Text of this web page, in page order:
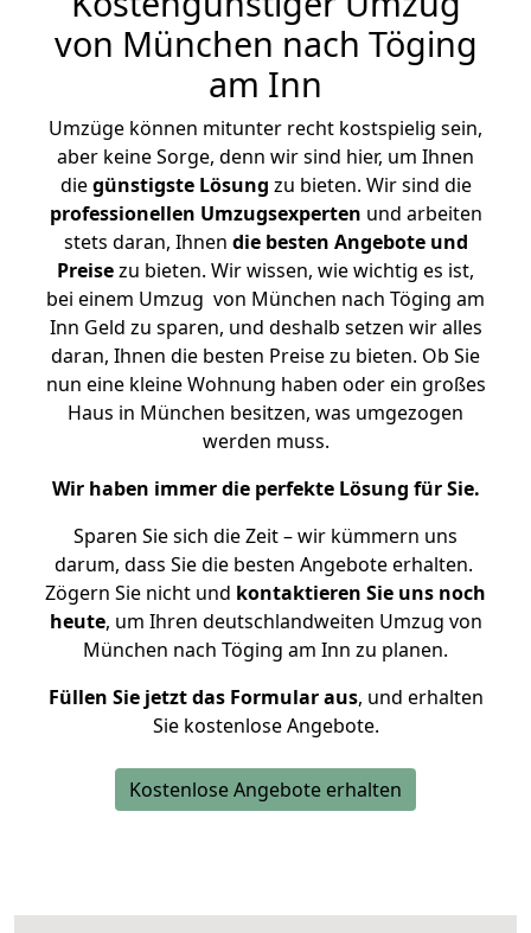
von München nach Töging
am Inn
Umzüge können mitunter recht kostspielig sein,
aber keine Sorge, denn wir sind hier, um Ihnen
diegünstigste Lösung zu bieten. Wir sind die
professionellen Umzugsexperten und arbeiten
stets daran, Ihnen die besten Angebote und
Preisezu bieten. Wir wissen, wie wichtig es ist,
bei einem Umzug von München nach Töging am
Inn Geld zu sparen, und deshalb setzen wir alles
daran, Ihnen die besten Preise zu bieten. Ob Sie
nun eine kleine Wohnung haben oder ein großes
Haus in München besitzen, was umgezogen
werden muss.
Wir haben immer die perfekte Lösung für Sie.
Sparen Sie sich die Zeit – wir kümmern uns
darum, dass Sie die besten Angebote erhalten.
Zögern Sie nicht und kontaktieren Sie uns noch
heute, um Ihren deutschlandweiten Umzug von
München nach Töging am Inn zu planen.
Füllen Sie jetzt das Formular aus, und erhalten
Sie kostenlose Angebote.
Kostenlose Angebote erhalten